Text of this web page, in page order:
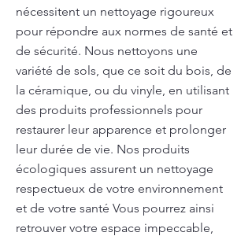
nécessitent un nettoyage rigoureux
pour répondre aux normes de santé et
de sécurité. Nous nettoyons une
variété de sols, que ce soit du bois, de
la céramique, ou du vinyle, en utilisant
des produits professionnels pour
restaurer leur apparence et prolonger
leur durée de vie. Nos produits
écologiques assurent un nettoyage
respectueux de votre environnement
et de votre santé Vous pourrez ainsi
retrouver votre espace impeccable,